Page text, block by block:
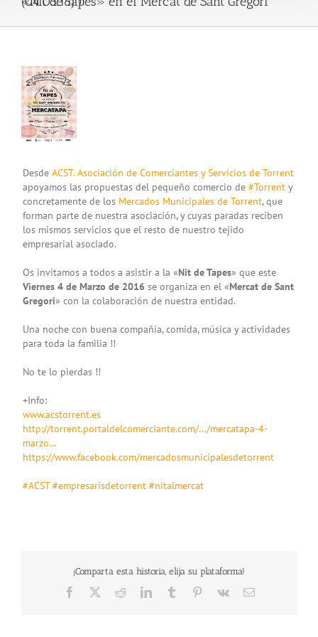
View
Larger
Image
Desde ACST. Asociación de Comerciantes y Servicios de Torrent
apoyamos las propuestas del pequeño comercio de‪ #Torrent ‬ y
concretamente de los Mercados Municipales de Torrent, que
forman parte de nuestra asociación, y cuyas paradas reciben
los mismos servicios que el resto de nuestro tejido
empresarial asociado.
Os invitamos a todos a asistir a la «Nit de Tapes» que este
Viernes 4 de Marzo de 2016 se organiza en el «Mercat de Sant
Gregori» con la colaboración de nuestra entidad.
Una noche con buena compañía, comida, música y actividades
para toda la familia !!
No te lo pierdas !!
+Info:
www.acstorrent.es
http://torrent.portaldelcomerciante.com/…/mercatapa-4-
marzo…
https://www.facebook.com/mercadosmunicipalesdetorrent
‪#ACST‬ ‪#empresarisdetorrent‬ ‪#nitalmercat‬
¡Comparta esta historia, elija su plataforma!
Facebook RedditLinkedInTumblr Pinterest
Vk Email